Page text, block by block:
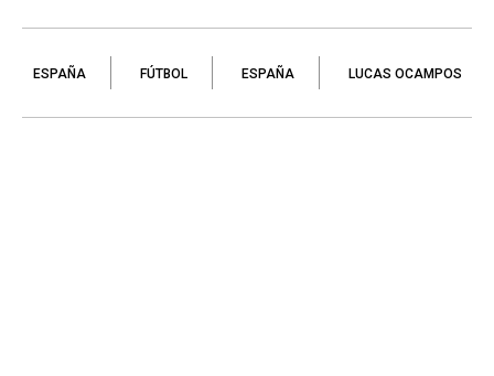
ESPAÑA FÚTBOL ESPAÑA LUCAS OCAMPOS